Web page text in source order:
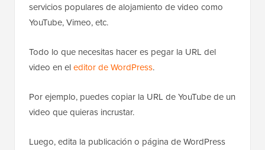
servicios populares de alojamiento de video como
YouTube, Vimeo, etc.
Todo lo que necesitas hacer es pegar la URL del
video en eleditor de WordPress.
Por ejemplo, puedes copiar la URL de YouTube de un
video que quieras incrustar.
Luego, edita la publicación o página de WordPress